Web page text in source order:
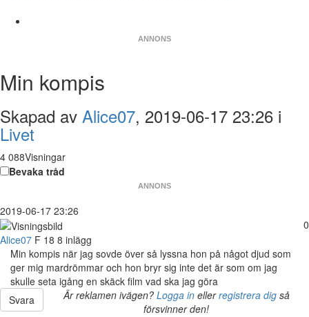
ANNONS
Min kompis
Skapad av Alice07, 2019-06-17 23:26 i
Livet
4 088Visningar
Bevaka tråd
ANNONS
2019-06-17 23:26
0
Alice07 F 18 8 inlägg
Min kompis när jag sovde över så lyssna hon på något djud som
ger mig mardrömmar och hon bryr sig inte det är som om jag
skulle seta igång en skäck film vad ska jag göra
Svara
Är reklamen ivägen? Logga inellerregistrera digså
försvinner den!